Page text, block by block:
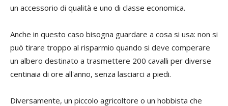
un accessorio di qualità e uno di classe economica.
Anche in questo caso bisogna guardare a cosa si usa: non si
può tirare troppo al risparmio quando si deve comperare
un albero destinato a trasmettere 200 cavalli per diverse
centinaia di ore all'anno, senza lasciarci a piedi.
Diversamente, un piccolo agricoltore o un hobbista che